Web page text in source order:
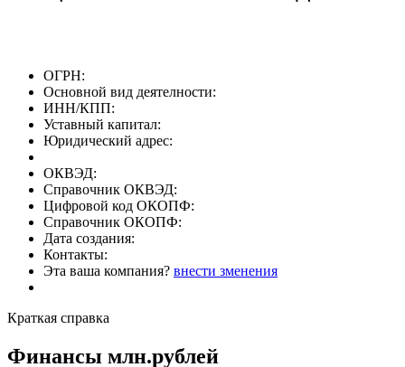
ОГРН:
Основной вид деятелности:
ИНН/КПП:
Уставный капитал:
Юридический адрес:
ОКВЭД:
Справочник ОКВЭД:
Цифровой код ОКОПФ:
Справочник ОКОПФ:
Дата создания:
Контакты:
Эта ваша компания? внести зменения
Краткая справка
Финансы млн.рублей